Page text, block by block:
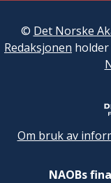
© Det Norske
Redaksjonen
Om bruk av
NAOBs